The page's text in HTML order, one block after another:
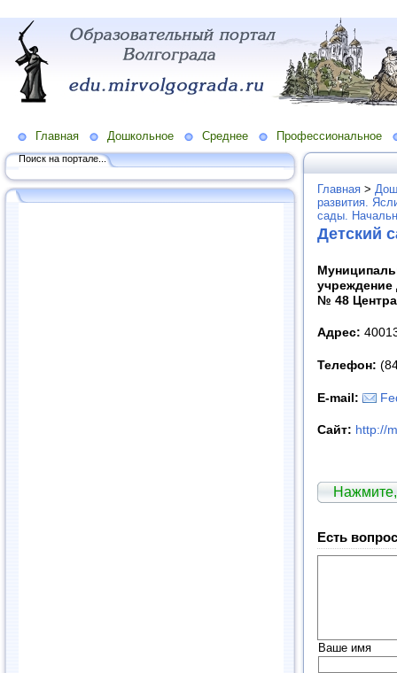
Главная Дошкольное Среднее Профессиональное
Поиск на портале...
Главная >
развития.
сады.
Детский
учреждение
№ 48
Адрес:
Телефон:
E-mail:
Сайт: http://
Есть
Ваше имя